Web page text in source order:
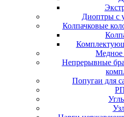
Диоптры с
Колпачковые
Медное
Непрерывные
Попугаи для